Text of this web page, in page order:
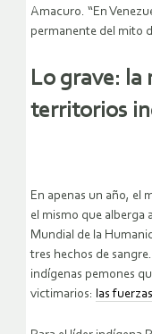
Amacuro. “En
permanente del mito
Lo grave: la
territorios
En apenas un año, el
el mismo que alberga
Mundial de la
tres hechos de
indígenas pemones
victimarios: las